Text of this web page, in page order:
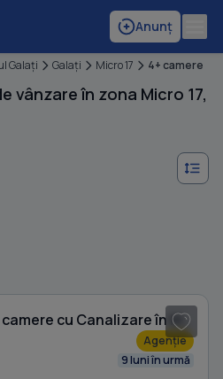
Anunț
Galaţi Galaţi Micro 17 4+ camere
vânzare în zona Micro 17,
Casă individuală cu 6 camere cu Canalizare în Micro 17
Agenție
9 luni în urmă